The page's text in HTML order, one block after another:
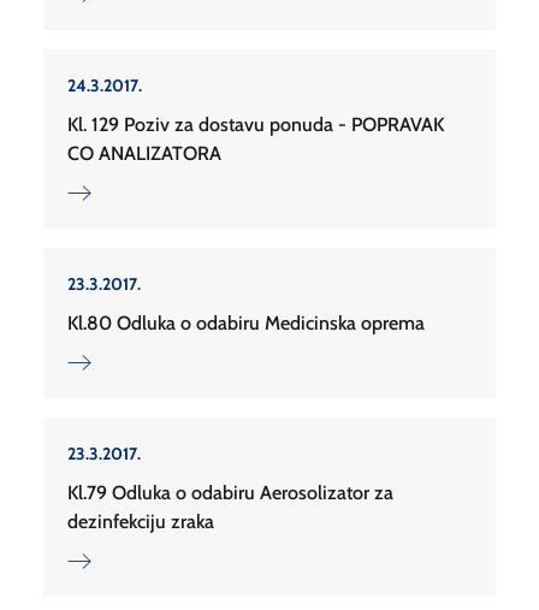
24.3.2017.
Kl. 129 Poziv za dostavu ponuda - POPRAVAK
CO ANALIZATORA
23.3.2017.
Kl.80 Odluka o odabiru Medicinska oprema
23.3.2017.
Kl.79 Odluka o odabiru Aerosolizator za
dezinfekciju zraka